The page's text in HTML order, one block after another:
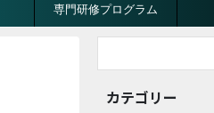
専門研修プログラム
カテゴリー